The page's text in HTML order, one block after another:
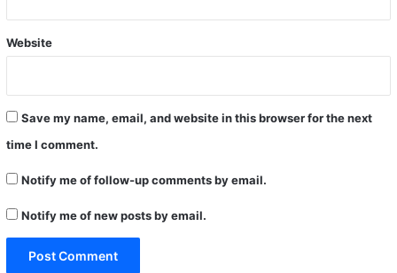
Website
Save my name, email, and website in this browser for the next
time I comment.
Notify me of follow-up comments by email.
Notify me of new posts by email.